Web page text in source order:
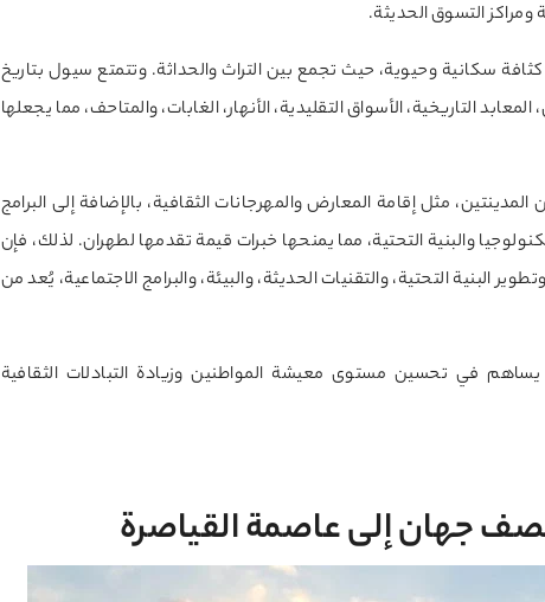
ومراكز التسوق الحديثة.
سكانية وحيوية، حيث تجمع بين التراث والحداثة. وتتمتع سيول بتاريخ
التاريخية، الأسواق التقليدية، الأنهار، الغابات، والمتاحف، مما يجعلها
مثل إقامة المعارض والمهرجانات الثقافية، بالإضافة إلى البرامج
والبنية التحتية، مما يمنحها خبرات قيمة تقدمها لطهران. لذلك، فإن
البنية التحتية، والتقنيات الحديثة، والبيئة، والبرامج الاجتماعية، يُعد من
يساهم في تحسين مستوى معيشة المواطنين وزيادة التبادلات الثقافية
جهان إلى عاصمة القياصرة